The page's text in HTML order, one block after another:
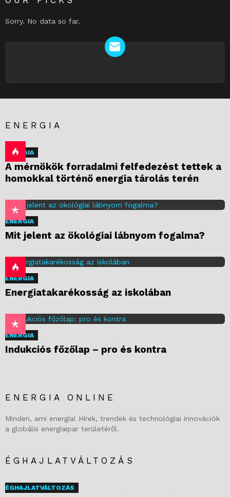
Sorry. No data so far.
ENERGIA
ENERGIA
A mérnökök forradalmi felfedezést tettek a
homokkal történő energia tárolás terén
ENERGIA
Mit jelent az ökológiai lábnyom fogalma?
ENERGIA
Energiatakarékosság az iskolában
ENERGIA
Indukciós főzőlap – pro és kontra
ENERGIA ONLINE
Minden, ami energia! Hírek, trendek és technológiai innovációk
a globális energiaipar területéről.
ÉGHAJLATVÁLTOZÁS
ÉGHAJLATVÁLTOZÁS